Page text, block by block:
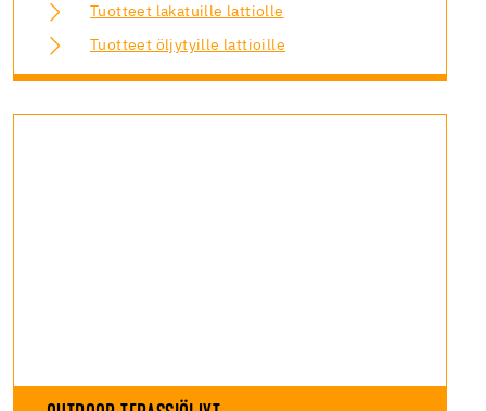
Tuotteet lakatuille lattiolle
Tuotteet öljytyille lattioille